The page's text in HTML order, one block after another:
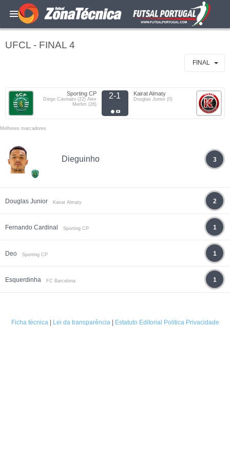
UFCL - FINAL 4
FINAL
Sporting CP
Diego Cavinato (22) Alex
Merlim (26)
2-1 Kairat Almaty
Douglas Junior (0)
Melhores marcadores
Dieguinho 3
Douglas Junior Kairat Almaty 2
Fernando Cardinal Sporting CP 1
Deo Sporting CP 1
Esquerdinha FC Barcelona 1
Ficha técnica| Lei da transparência| Estatuto Editorial Politica Privacidade